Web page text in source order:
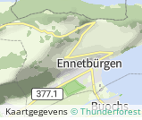
Kaartgegevens © Thunderforest